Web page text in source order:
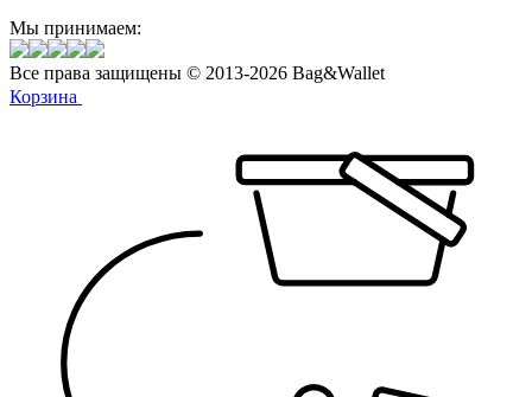
Мы принимаем:
Все права защищены © 2013-2026 Bag&Wallet
Корзина